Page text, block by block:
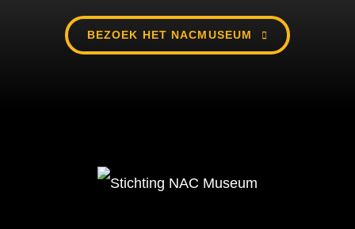
BEZOEK HET NACMUSEUM